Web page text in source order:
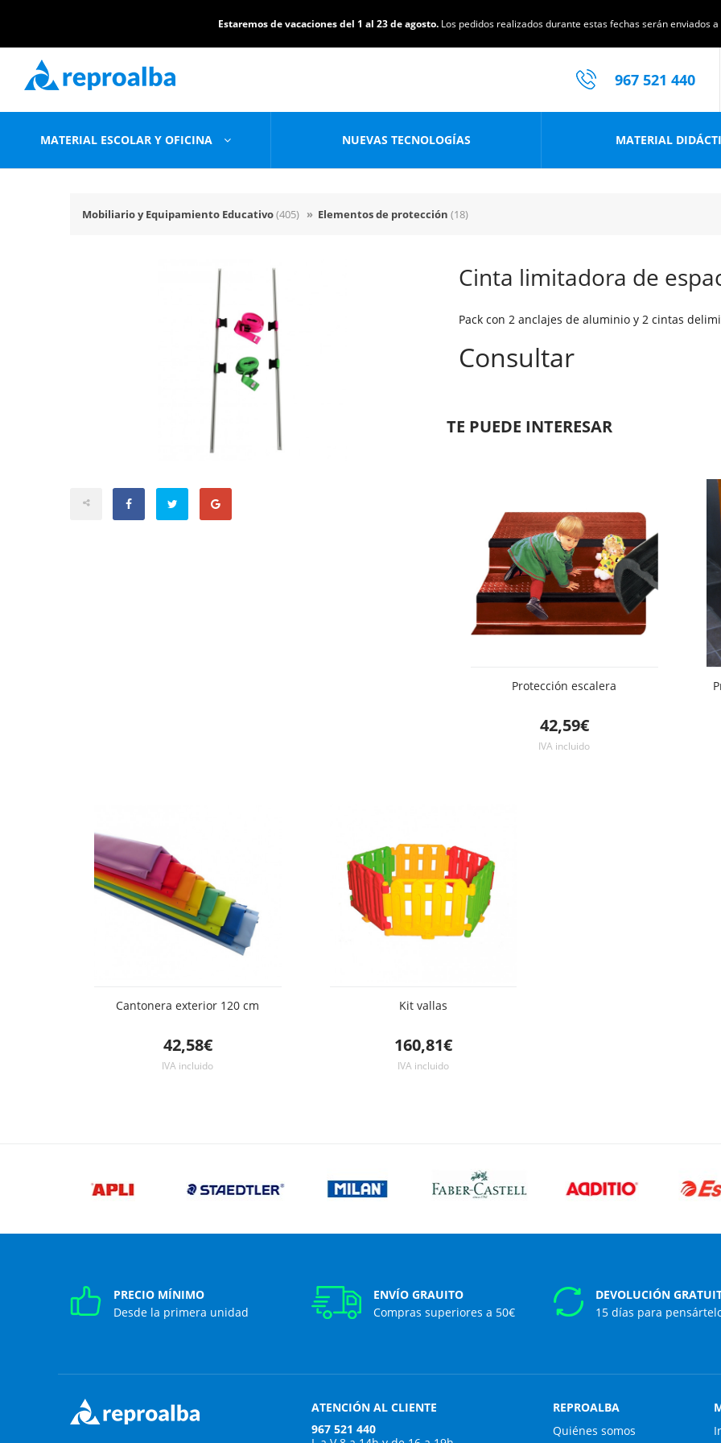
Estaremos de vacaciones del 1 al 23 de agosto. Los pedidos realizados durante estas fechas serán enviados
967 521 440
MATERIAL ESCOLAR Y OFICINA NUEVAS TECNOLOGÍAS MATERIAL
Mobiliario y Equipamiento Educativo(405) » Elementos de protección (18)
Cinta limitadora de
Pack con 2 anclajes de aluminio y 2 cintas
Consultar
TE PUEDE INTERESAR
Protección escalera
42,59€
IVA incluido
Cantonera exterior 120 cm
42,58€
IVA incluido
Kit vallas
160,81€
IVA incluido
PRECIO MÍNIMO
Desde la primera unidad
ENVÍO GRAUITO
Compras superiores a 50€
DEVOLUCIÓN
15 días para
ATENCIÓN AL CLIENTE
967 521 440
REPROALBA
Quiénes somos